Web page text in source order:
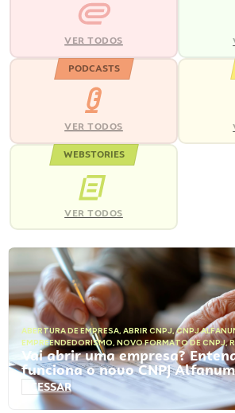
VER TODOS
PODCASTS
VER TODOS
WEBSTORIES
VER TODOS
ABERTURA DE EMPRESA, ABRIR CNPJ,CNPJ
EMPREENDEDORISMO, NOVO FORMATO DE CNPJ,
Vai abrir uma empresa?
funciona o novo CNPJ
ACESSAR